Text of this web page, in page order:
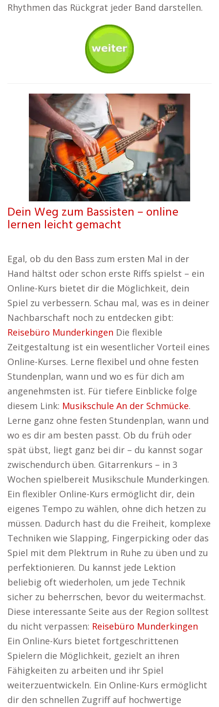
Rhythmen das Rückgrat jeder Band darstellen.
Dein Weg zum Bassisten – online
lernen leicht gemacht
Egal, ob du den Bass zum ersten Mal in der
Hand hältst oder schon erste Riffs spielst – ein
Online-Kurs bietet dir die Möglichkeit, dein
Spiel zu verbessern. Schau mal, was es in deiner
Nachbarschaft noch zu entdecken gibt:
Reisebüro Munderkingen Die flexible
Zeitgestaltung ist ein wesentlicher Vorteil eines
Online-Kurses. Lerne flexibel und ohne festen
Stundenplan, wann und wo es für dich am
angenehmsten ist. Für tiefere Einblicke folge
diesem Link: Musikschule An der Schmücke.
Lerne ganz ohne festen Stundenplan, wann und
wo es dir am besten passt. Ob du früh oder
spät übst, liegt ganz bei dir – du kannst sogar
zwischendurch üben. Gitarrenkurs – in 3
Wochen spielbereit Musikschule Munderkingen.
Ein flexibler Online-Kurs ermöglicht dir, dein
eigenes Tempo zu wählen, ohne dich hetzen zu
müssen. Dadurch hast du die Freiheit, komplexe
Techniken wie Slapping, Fingerpicking oder das
Spiel mit dem Plektrum in Ruhe zu üben und zu
perfektionieren. Du kannst jede Lektion
beliebig oft wiederholen, um jede Technik
sicher zu beherrschen, bevor du weitermachst.
Diese interessante Seite aus der Region solltest
du nicht verpassen: Reisebüro Munderkingen
Ein Online-Kurs bietet fortgeschrittenen
Spielern die Möglichkeit, gezielt an ihren
Fähigkeiten zu arbeiten und ihr Spiel
weiterzuentwickeln. Ein Online-Kurs ermöglicht
dir den schnellen Zugriff auf hochwertige